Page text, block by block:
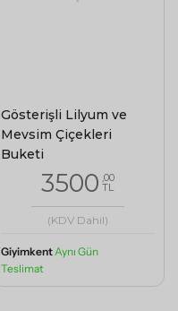
Gösterişli Lilyum ve
Mevsim Çiçekleri
Buketi
3500 ,00
TL
(KDV Dahil)
GiyimkentAynı Gün
Teslimat